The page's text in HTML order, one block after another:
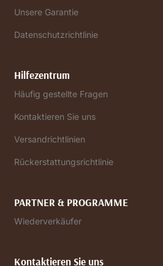
Unsere Garantie
Datenschutzrichtlinie
Hilfezentrum
Häufig gestellte Fragen
Kontaktieren Sie uns
Versandrichtlinien
Rückerstattungsrichtlinie
PARTNER & PROGRAMME
Wiederverkäufer
Kontaktieren Sie uns